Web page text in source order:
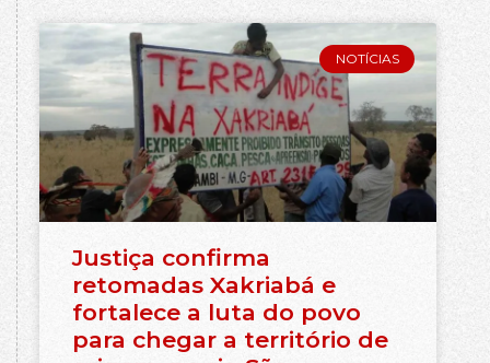
NOTÍCIAS
Justiça confirma
retomadas Xakriabá e
fortalece a luta do povo
para chegar a território de